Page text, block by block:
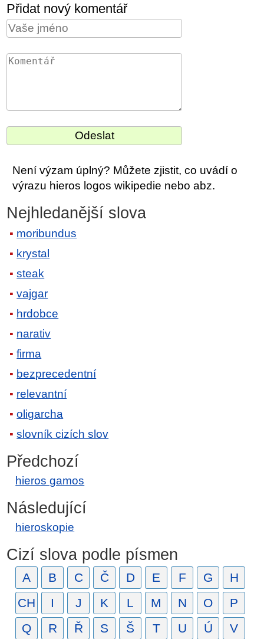
Přidat nový komentář
Není výzam úplný? Můžete zjistit, co uvádí o
výrazu hieros logos wikipedie nebo abz.
Nejhledanější slova
moribundus
krystal
steak
vajgar
hrdobce
narativ
firma
bezprecedentní
relevantní
oligarcha
slovník cizích slov
Předchozí
hieros gamos
Následující
hieroskopie
Cizí slova podle písmen
A B C Č D E F G
H
CH
I J K L M N O
P
Q
R Ř S Š T U Ú V